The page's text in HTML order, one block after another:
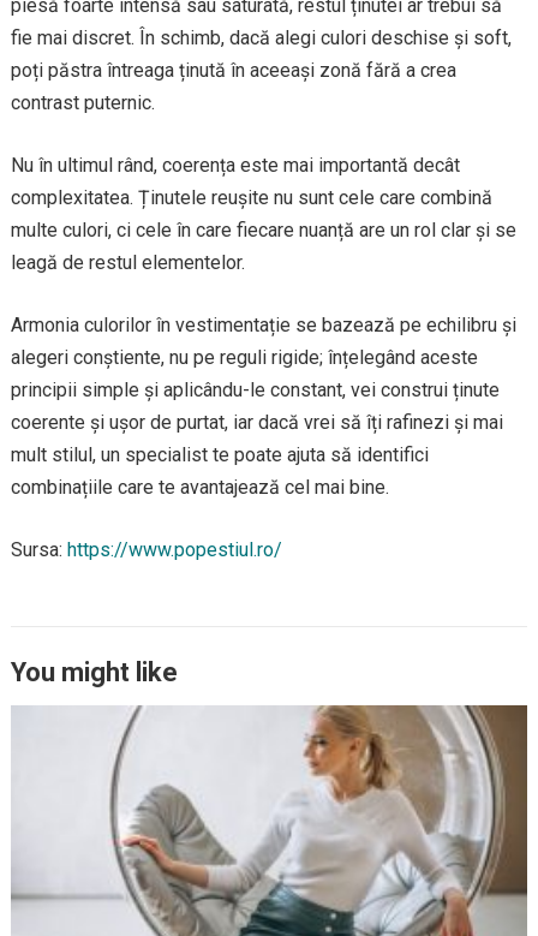
piesă foarte intensă sau saturată, restul ținutei ar trebui să
fie mai discret. În schimb, dacă alegi culori deschise și soft,
poți păstra întreaga ținută în aceeași zonă fără a crea
contrast puternic.
Nu în ultimul rând, coerența este mai importantă decât
complexitatea. Ținutele reușite nu sunt cele care combină
multe culori, ci cele în care fiecare nuanță are un rol clar și se
leagă de restul elementelor.
Armonia culorilor în vestimentație se bazează pe echilibru și
alegeri conștiente, nu pe reguli rigide; înțelegând aceste
principii simple și aplicându-le constant, vei construi ținute
coerente și ușor de purtat, iar dacă vrei să îți rafinezi și mai
mult stilul, un specialist te poate ajuta să identifici
combinațiile care te avantajează cel mai bine.
Sursa: https://www.popestiul.ro/
You might like